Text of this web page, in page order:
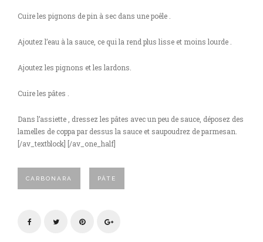
Cuire les pignons de pin à sec dans une poêle .
Ajoutez l’eau à la sauce, ce qui la rend plus lisse et moins lourde .
Ajoutez les pignons et les lardons.
Cuire les pâtes .
Dans l’assiette , dressez les pâtes avec un peu de sauce, déposez des
lamelles de coppa par dessus la sauce et saupoudrez de parmesan.
[/av_textblock] [/av_one_half]
CARBONARA PÂTE